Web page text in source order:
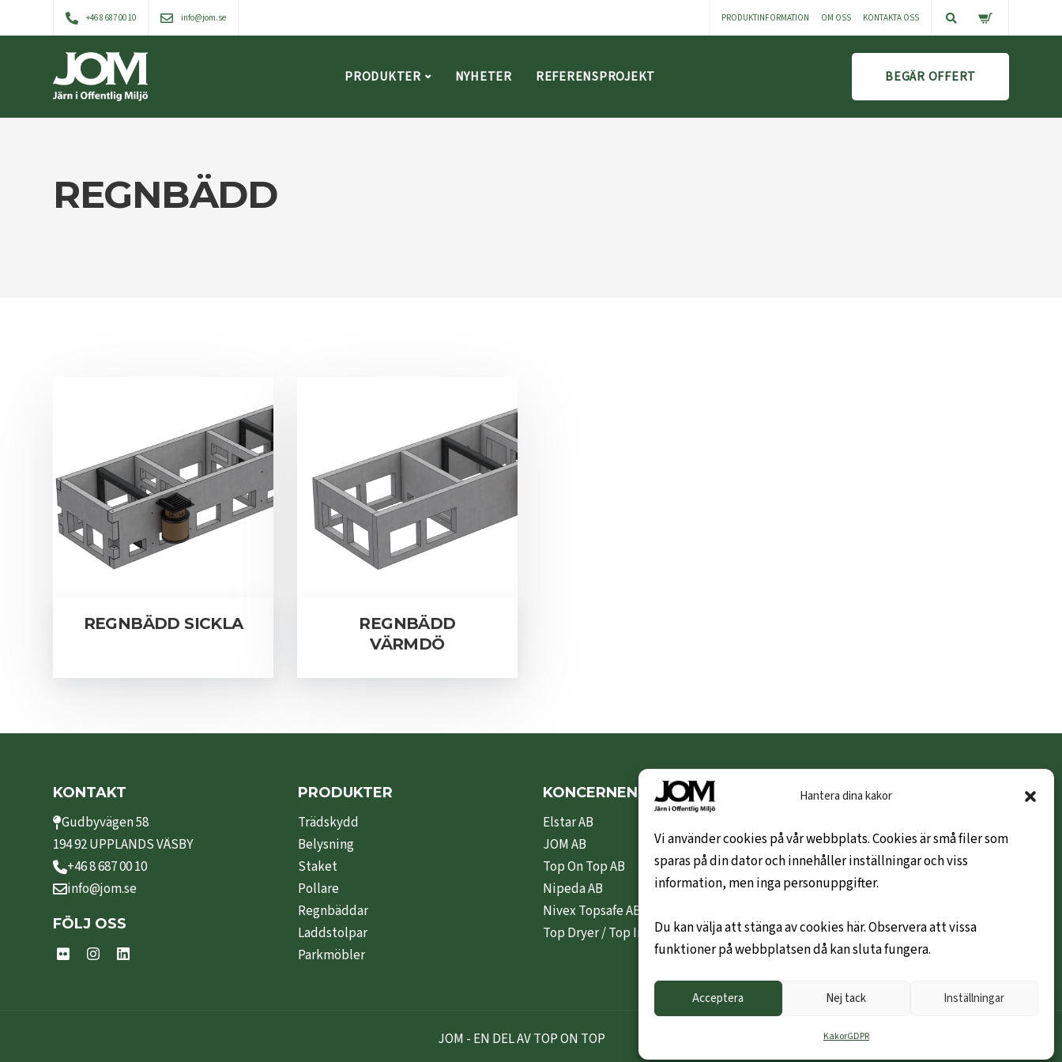
Hantera dina kakor
Vi använder cookies på vår webbplats. Cookies är små filer som
sparas på din dator och innehåller inställningar och viss
information, men inga personuppgifter.
Du kan välja att stänga av cookies här. Observera att vissa
funktioner på webbplatsen då kan sluta fungera.
Acceptera Nej tack Inställningar
KakorGDPR
+46 8 687 00 10 info@jom.se PRODUKTINFORMATION OM OSS KONTAKTA OSS
PRODUKTER NYHETER REFERENSPROJEKT BEGÄR OFFERT
REGNBÄDD
REGNBÄDD SICKLA
REGNBÄDD
VÄRMDÖ
KONTAKT
Gudbyvägen 58
194 92 UPPLANDS VÄSBY
+46 8 687 00 10
info@jom.se
FÖLJ OSS
PRODUKTER
Trädskydd
Belysning
Staket
Pollare
Regnbäddar
Laddstolpar
Parkmöbler
KONCERNEN
Elstar AB
JOM AB
Top On Top AB
Nipeda AB
Nivex Topsafe AB
Top Dryer / Top Industri AB
KUNDINFO
Om oss
Leveransvillkor
Hållbarhetspolicy
Kontakta oss gärna
Ny företagskund
JOM - EN DEL AV TOP ON TOP